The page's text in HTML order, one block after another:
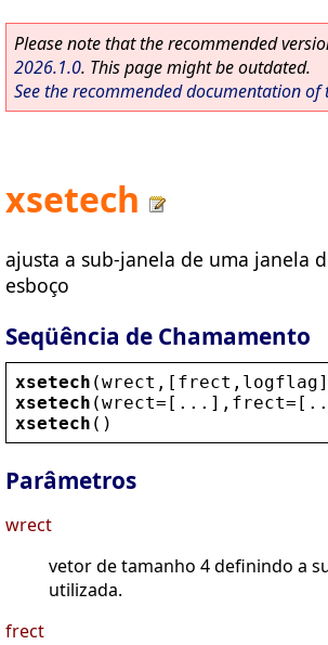
Please note that the recommended
2026.1.0. This page might be outdated.
See the recommended documentation
xsetech
ajusta a sub-janela de uma janela
esboço
Seqüência de Chamamento
xsetech (wrect ,[ frect , logflag
xsetech (wrect=[...], frect
xsetech ()
Parâmetros
wrect
vetor de tamanho 4 definindo a
utilizada.
frect